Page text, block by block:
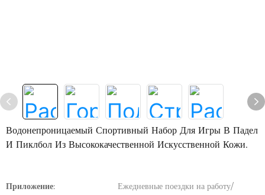
Водонепроницаемый Спортивный Набор Для Игры В Падел
И Пиклбол Из Высококачественной Искусственной Кожи.
Приложение:
Ежедневные поездки на работу/